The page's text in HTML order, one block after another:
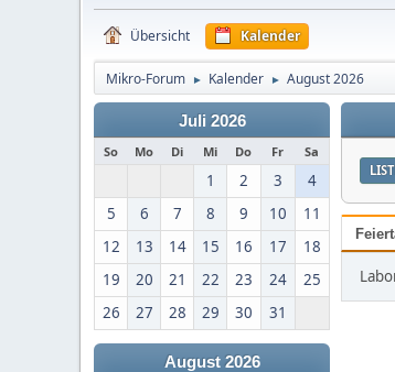
Übersicht Kalender
Mikro-Forum ► Kalender ► August 2026
Juli 2026
So Mo Di Mi Do Fr Sa
1 2 3
4
5
6 7 8 9 10
11
12
13 14 15 16 17
18
19
20 21 22 23 24
25
26
27 28 29 30 31
August 2026